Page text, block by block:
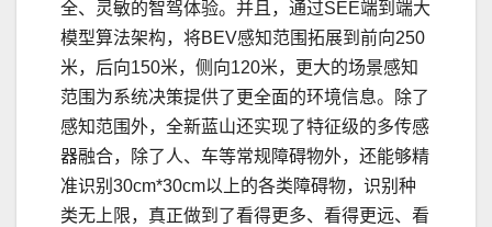
全、灵敏的智驾体验。并且，通过SEE端到端大
模型算法架构，将BEV感知范围拓展到前向250
米，后向150米，侧向120米，更大的场景感知
范围为系统决策提供了更全⾯的环境信息。除了
感知范围外，全新蓝山还实现了特征级的多传感
器融合，除了人、车等常规障碍物外，还能够精
准识别30cm*30cm以上的各类障碍物，识别种
类⽆上限，真正做到了看得更多、看得更远、看